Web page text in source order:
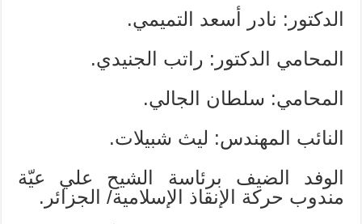
الدكتور: نادر أسعد التميمي.
المحامي الدكتور: راتب الجنيدي.
المحامي: سلطان الجالي.
النائب المهندس: ليث شبيلات.
الوفد الضيف برئاسة الشيح علي عيّة
مندوب حركة الإنقاذ الإسلامية/ الجزائر.